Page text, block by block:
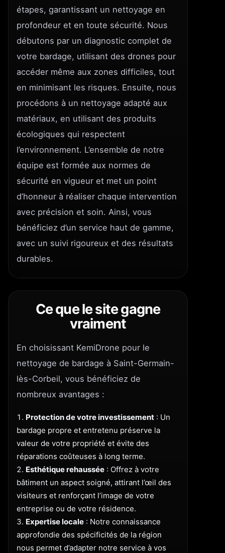
étapes, garantissant un nettoyage en
profondeur et en toute sécurité. Nous
débutons par un diagnostic complet de
votre bardage, utilisant des drones pour
accéder même aux zones difficiles, tout
en minimisant les risques. Ensuite, nous
procédons à un nettoyage adapté aux
matériaux, en utilisant des produits
écologiques qui respectent
l’environnement. L’ensemble de notre
équipe est formée aux normes de
sécurité en vigueur et met un point
d’honneur à réaliser chaque intervention
avec précision et soin. Ainsi, vous
bénéficiez d’un service haut de gamme,
avec un suivi rigoureux et des résultats
durables.
Ce que le site gagne
vraiment
En choisissant KemiDrone pour le
nettoyage de bardage à Saint-Germain-
lès-Corbeil, vous bénéficiez de
nombreux avantages :
Protection de votre investissement : Un
bardage propre et entretenu préserve la
valeur de votre propriété et évite des
réparations coûteuses à long terme.
Esthétique rehaussée : Offrez à votre
bâtiment un aspect soigné, attirant l’œil des
visiteurs et renforçant l’image de votre
entreprise ou de votre résidence.
Expertise locale : Notre connaissance
approfondie des spécificités de la région
nous permet d’adapter notre service à vos